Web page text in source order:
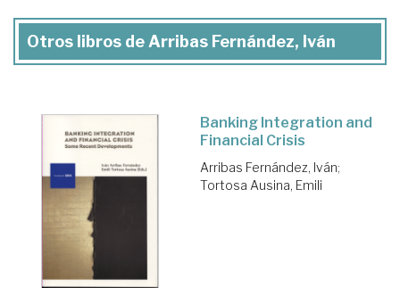
Otros libros de Arribas Fernández, Iván
Banking Integration and
Financial Crisis
Arribas Fernández, Iván;
Tortosa Ausina, Emili